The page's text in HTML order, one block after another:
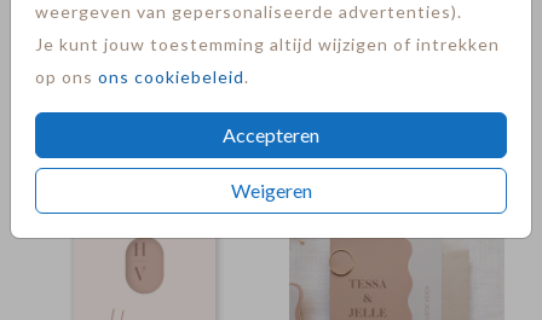
weergeven van gepersonaliseerde advertenties).
Je kunt jouw toestemming altijd wijzigen of intrekken
op ons ons cookiebeleid.
Accepteren
Weigeren